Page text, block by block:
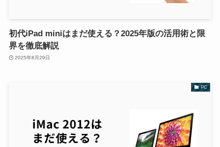
初代iPad miniはまだ使える？2025年版の活用術と限
界を徹底解説
2025年8月29日
PC